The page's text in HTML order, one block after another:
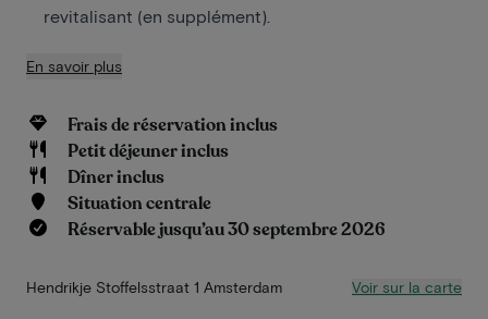
revitalisant (en supplément).
En savoir plus
Frais de réservation inclus
Petit déjeuner inclus
Dîner inclus
Situation centrale
Réservable jusqu’au 30 septembre 2026
Hendrikje Stoffelsstraat 1 Amsterdam Voir sur la carte